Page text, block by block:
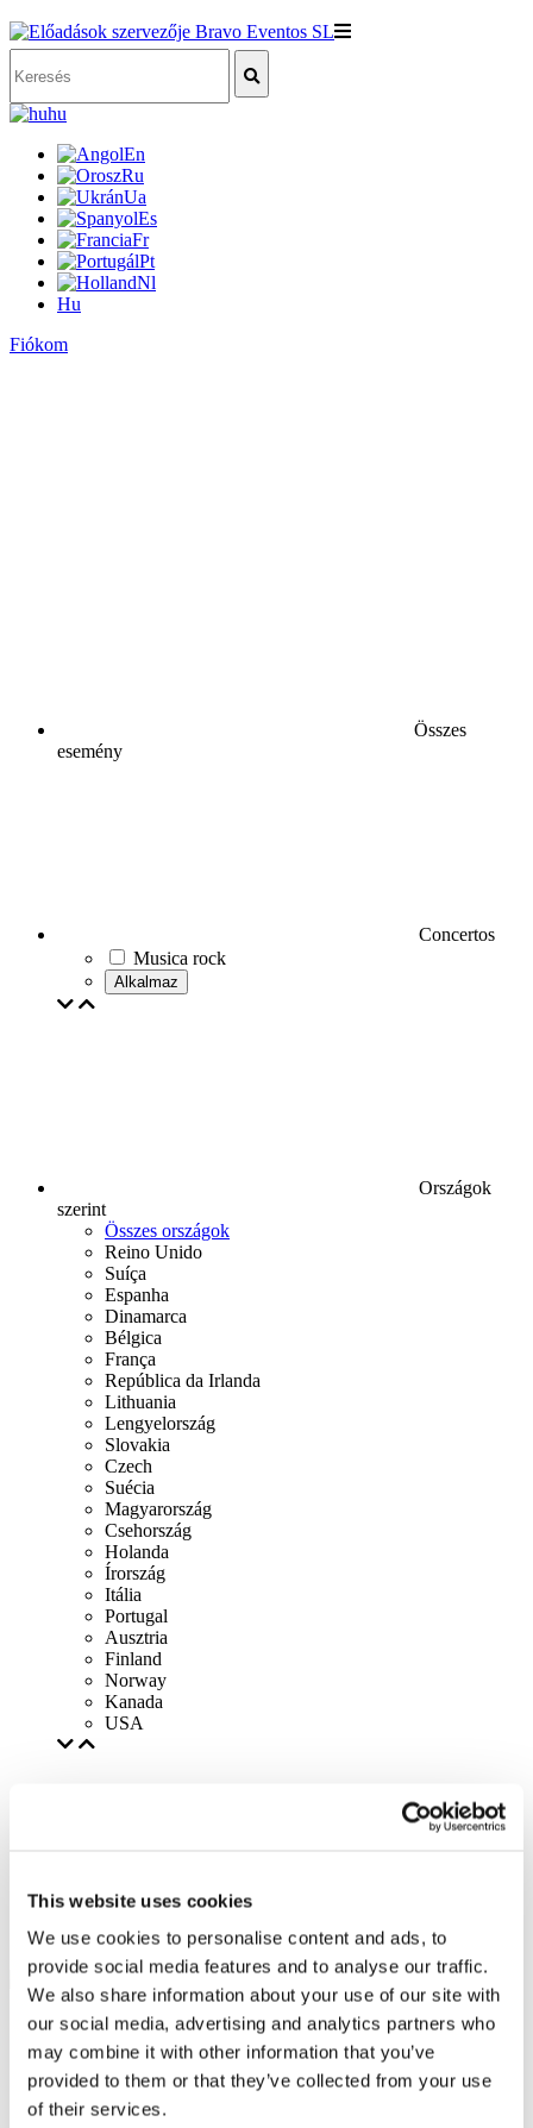
This website uses cookies
We use cookies to personalise content and ads, to
provide social media features and to analyse our traffic.
We also share information about your use of our site with
our social media, advertising and analytics partners who
may combine it with other information that you’ve
provided to them or that they’ve collected from your use
of their services.
hu
En
Ru
Ua
Es
Fr
Pt
Nl
Hu
Fiókom
Összes
esemény
Concertos
Musica rock
Alkalmaz
Országok
szerint
Összes országok
Reino Unido
Suíça
Espanha
Dinamarca
Bélgica
França
República da Irlanda
Lithuania
Lengyelország
Slovakia
Czech
Suécia
Magyarország
Csehország
Holanda
Írország
Itália
Portugal
Ausztria
Finland
Norway
Kanada
USA